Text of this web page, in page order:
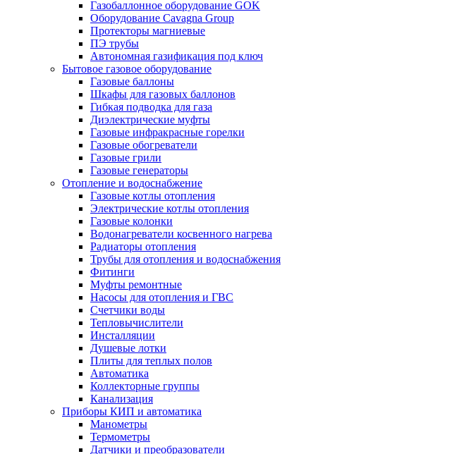
Газобаллонное оборудование GOK
Оборудование Cavagna Group
Протекторы магниевые
ПЭ трубы
Автономная газификация под ключ
Бытовое газовое оборудование
Газовые баллоны
Шкафы для газовых баллонов
Гибкая подводка для газа
Диэлектрические муфты
Газовые инфракрасные горелки
Газовые обогреватели
Газовые грили
Газовые генераторы
Отопление и водоснабжение
Газовые котлы отопления
Электрические котлы отопления
Газовые колонки
Водонагреватели косвенного нагрева
Радиаторы отопления
Трубы для отопления и водоснабжения
Фитинги
Муфты ремонтные
Насосы для отопления и ГВС
Счетчики воды
Тепловычислители
Инсталляции
Душевые лотки
Плиты для теплых полов
Автоматика
Коллекторные группы
Канализация
Приборы КИП и автоматика
Манометры
Термометры
Датчики и преобразователи